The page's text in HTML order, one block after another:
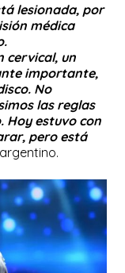
lesionada, por
médica
cervical, un
importante,
No
las reglas
Hoy estuvo con
pero está